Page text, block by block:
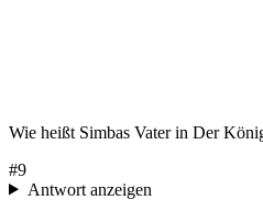
Wie heißt Simbas Vater in Der
#9
Antwort anzeigen